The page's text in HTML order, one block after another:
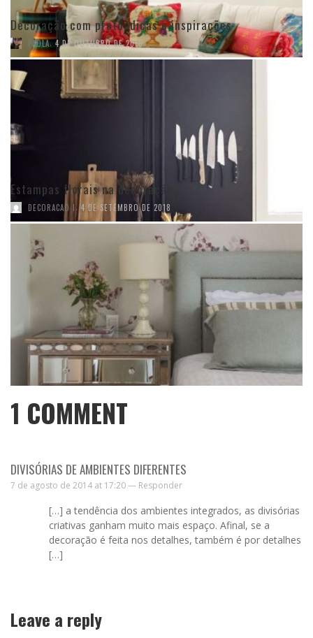
Decoração com preto: dicas e inspirações
PAOLA, 4 DE OUTUBRO DE 2018
Estampas florais na decoração
DECORACAO I 4 DE SETEMBRO DE 2018
1 COMMENT
DIVISÓRIAS DE AMBIENTES DIFERENTES
7 de agosto de 2014 at 17:20 — Responder
[…] a tendência dos ambientes integrados, as divisórias
criativas ganham muito mais espaço. Afinal, se a
decoração é feita nos detalhes, também é por detalhes
[…]
Leave a reply